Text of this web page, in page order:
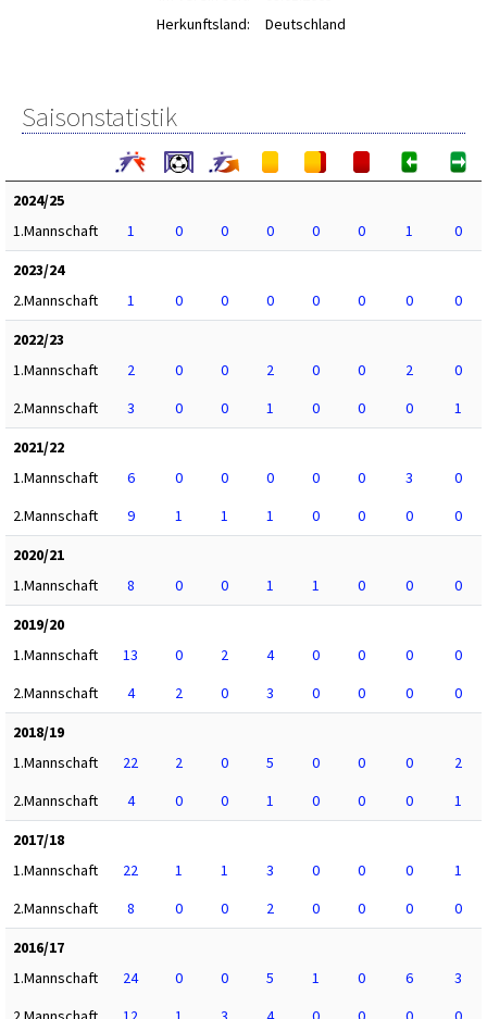
Herkunftsland:
Deutschland
Saisonstatistik
2024/25
1.Mannschaft
1 0 0 0 0 0 1
0
2023/24
2.Mannschaft
1 0 0 0 0 0 0
0
2022/23
1.Mannschaft
2 0 0 2 0 0 2
0
2.Mannschaft
3 0 0 1 0 0 0
1
2021/22
1.Mannschaft
6 0 0 0 0 0 3
0
2.Mannschaft
9 1 1 1 0 0 0
0
2020/21
1.Mannschaft
8 0 0 1 1 0 0
0
2019/20
1.Mannschaft
13 0 2 4 0 0 0
0
2.Mannschaft
4 2 0 3 0 0 0
0
2018/19
1.Mannschaft
22 2 0 5 0 0 0
2
2.Mannschaft
4 0 0 1 0 0 0
1
2017/18
1.Mannschaft
22 1 1 3 0 0 0
1
2.Mannschaft
8 0 0 2 0 0 0
0
2016/17
1.Mannschaft
24 0 0 5 1 0 6
3